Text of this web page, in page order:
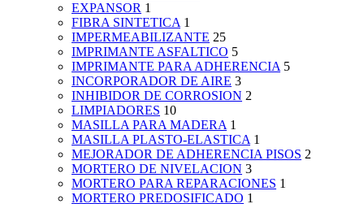
EXPANSOR 1
FIBRA SINTETICA 1
IMPERMEABILIZANTE 25
IMPRIMANTE ASFALTICO 5
IMPRIMANTE PARA ADHERENCIA 5
INCORPORADOR DE AIRE 3
INHIBIDOR DE CORROSION 2
LIMPIADORES 10
MASILLA PARA MADERA 1
MASILLA PLASTO-ELASTICA 1
MEJORADOR DE ADHERENCIA PISOS 2
MORTERO DE NIVELACION 3
MORTERO PARA REPARACIONES 1
MORTERO PREDOSIFICADO 1